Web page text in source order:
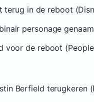
terug in de reboot
personage
voor de reboot
Berfield terugkeren